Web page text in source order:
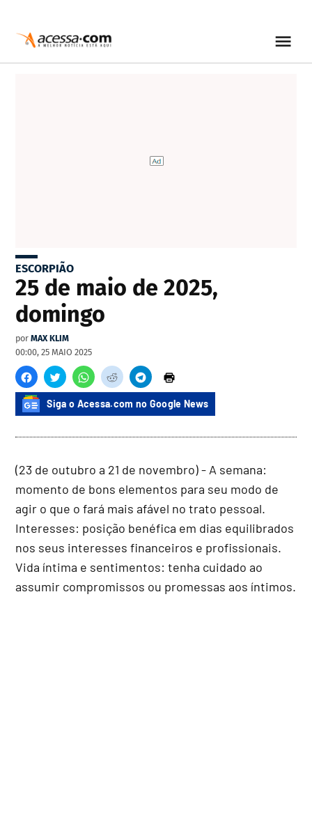
ESCORPIÃO
25 de maio de 2025,
domingo
por MAX KLIM
00:00, 25 MAIO 2025
Siga o Acessa.com no Google News
(23 de outubro a 21 de novembro) - A semana:
momento de bons elementos para seu modo de
agir o que o fará mais afável no trato pessoal.
Interesses: posição benéfica em dias equilibrados
nos seus interesses financeiros e profissionais.
Vida íntima e sentimentos: tenha cuidado ao
assumir compromissos ou promessas aos íntimos.